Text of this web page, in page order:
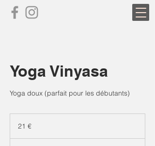
Yoga Vinyasa
Yoga doux (parfait pour les débutants)
21 €